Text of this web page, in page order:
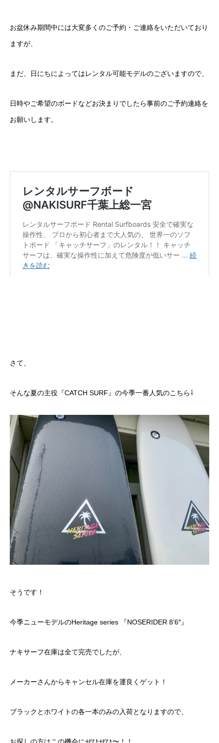
お盆休み期間中には大変多くのご予約・ご連絡をいただいており
ますが、
まだ、日にちによってはレンタル可能モデルのございますので、
日時やご希望のボードなどお決まりでしたら事前のご予約連絡を
お願いします。
さて、
そんな夏の主役『CATCH SURF』の今季一番人気のこちら⇩
そうです！
今季ニューモデルのHeritage series 『NOSERIDER 8’6″』
ナキサーフ在庫は全て完売でしたが、
メーカーさんからキャンセル在庫を運良くゲット！
ブラックとホワイトの各一本のみの入荷となりますので、